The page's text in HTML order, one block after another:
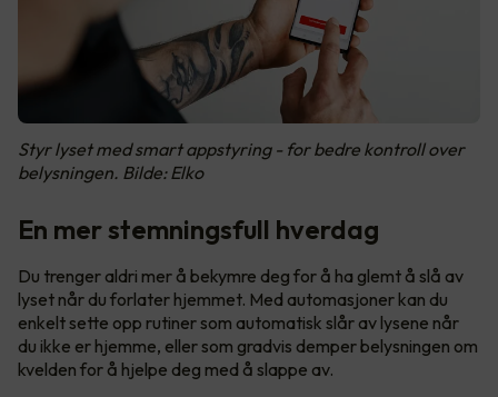
Styr lyset med smart appstyring - for bedre kontroll over
belysningen. Bilde: Elko
En mer stemningsfull hverdag
Du trenger aldri mer å bekymre deg for å ha glemt å slå av
lyset når du forlater hjemmet. Med automasjoner kan du
enkelt sette opp rutiner som automatisk slår av lysene når
du ikke er hjemme, eller som gradvis demper belysningen om
kvelden for å hjelpe deg med å slappe av.